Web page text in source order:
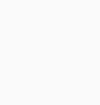
Bersahabat? Cek 2...
Penghasilan Kecil
Dengan Modal Mepet